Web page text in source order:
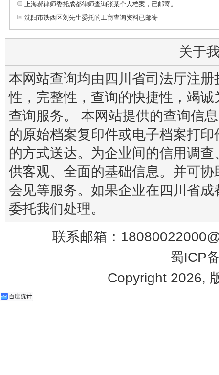
上海郝律师委托成都律师查询张某个人档案，已邮寄。
沈阳市铁西区刘先生委托的工商查询资料已邮寄
关于
本网站查询均由四川省司法厅注
性，完整性，查询的快捷性，竭
查询服务。 本网站提供的查询信
的原始档案复印件或电子档案打
的方式送达。为企业间的信用调
供客观、全面的基础信息。并可
会见等服务。如果企业在四川省
委托我们处理。
联系邮箱：
蜀ICP
Copyright 2026,